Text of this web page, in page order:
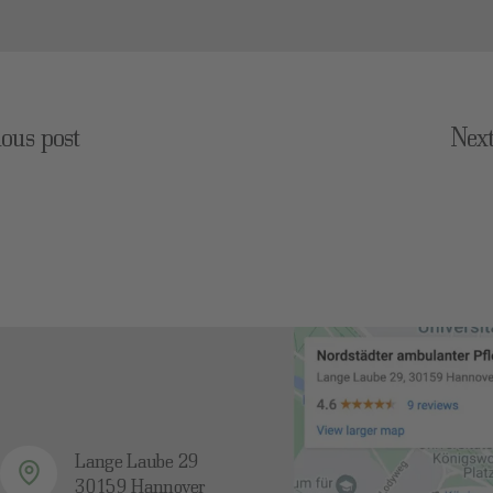
post
Lange Laube 29
30159 Hannover